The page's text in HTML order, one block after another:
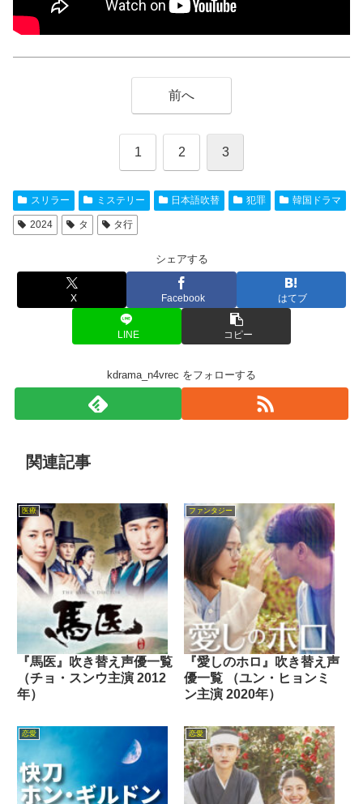
前へ
1 2 3
スリラー ミステリー 日本語吹替 犯罪 韓国ドラマ
2024 タ タ行
シェアする
X Facebook はてブ
LINE コピー
kdrama_n4vrec をフォローする
関連記事
医療
『馬医』吹き替え声優一覧
（チョ・スンウ主演 2012
年）
ファンタジー
『愛しのホロ』吹き替え声
優一覧 （ユン・ヒョンミ
ン主演 2020年）
恋愛 恋愛